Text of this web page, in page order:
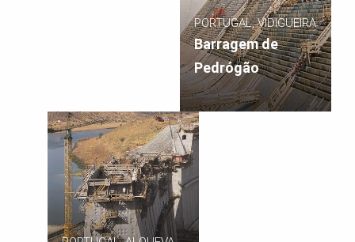
PORTUGAL, VIDIGUEIRA
Barragem de
Pedrógão